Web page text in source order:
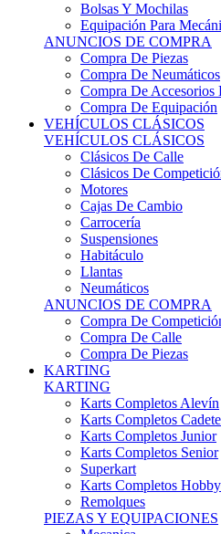
ANUNCIOS DE COMPRA
Compra De Piezas
Compra De Neumáticos
Compra De Accesorios
Compra De Equipación
VEHÍCULOS CLÁSICOS
VEHÍCULOS CLÁSICOS
Clásicos De Calle
Clásicos De Competición
Motores
Cajas De Cambio
Carrocería
Suspensiones
Habitáculo
Llantas
Neumáticos
ANUNCIOS DE COMPRA
Compra De Competición
Compra De Calle
Compra De Piezas
KARTING
KARTING
Karts Completos Alevín
Karts Completos Cadete
Karts Completos Junior
Karts Completos Senior
Superkart
Karts Completos Hobbye
Remolques
PIEZAS Y EQUIPACIONES
Mecanica
Chasis Y Repuestos